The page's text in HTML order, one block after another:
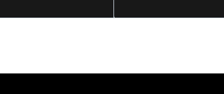
TC.»;Cirugia general